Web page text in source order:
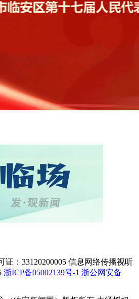
证：33120200005 信息网络传播视听
浙ICP备05002139号-1 浙公网安备